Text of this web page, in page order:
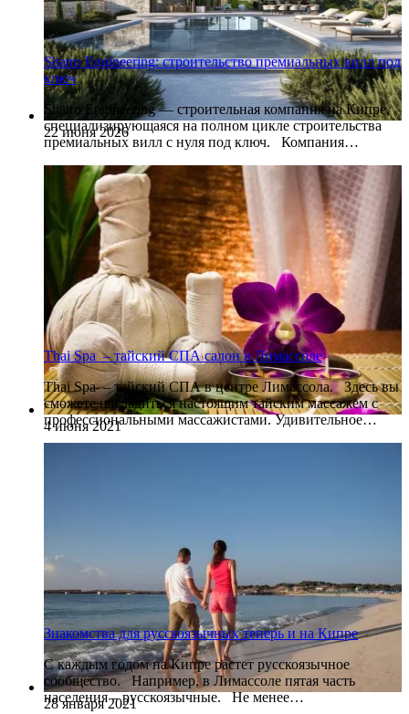
22 июня 2026
Shatro Engineering: строительство премиальных вилл под
ключ
Shatro Engineering — строительная компания на Кипре,
специализирующаяся на полном цикле строительства
премиальных вилл с нуля под ключ. Компания…
4 июня 2021
Thai Spa – тайский СПА салон в Лимассоле
Thai Spa – тайский СПА в центре Лимассола. Здесь вы
сможете насладиться настоящим тайским массажем с
профессиональными массажистами. Удивительное…
28 января 2021
Знакомства для русскоязычных теперь и на Кипре
С каждым годом на Кипре растет русскоязычное
сообщество. Например, в Лимассоле пятая часть
населения – русскоязычные. Не менее…